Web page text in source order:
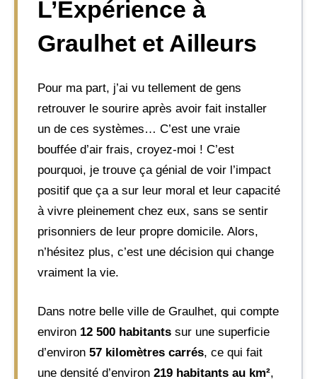
L’Expérience à
Graulhet et Ailleurs
Pour ma part, j’ai vu tellement de gens
retrouver le sourire après avoir fait installer
un de ces systèmes… C’est une vraie
bouffée d’air frais, croyez-moi ! C’est
pourquoi, je trouve ça génial de voir l’impact
positif que ça a sur leur moral et leur capacité
à vivre pleinement chez eux, sans se sentir
prisonniers de leur propre domicile. Alors,
n’hésitez plus, c’est une décision qui change
vraiment la vie.
Dans notre belle ville de Graulhet, qui compte
environ 12 500 habitants sur une superficie
d’environ 57 kilomètres carrés, ce qui fait
une densité d’environ 219 habitants au km²,